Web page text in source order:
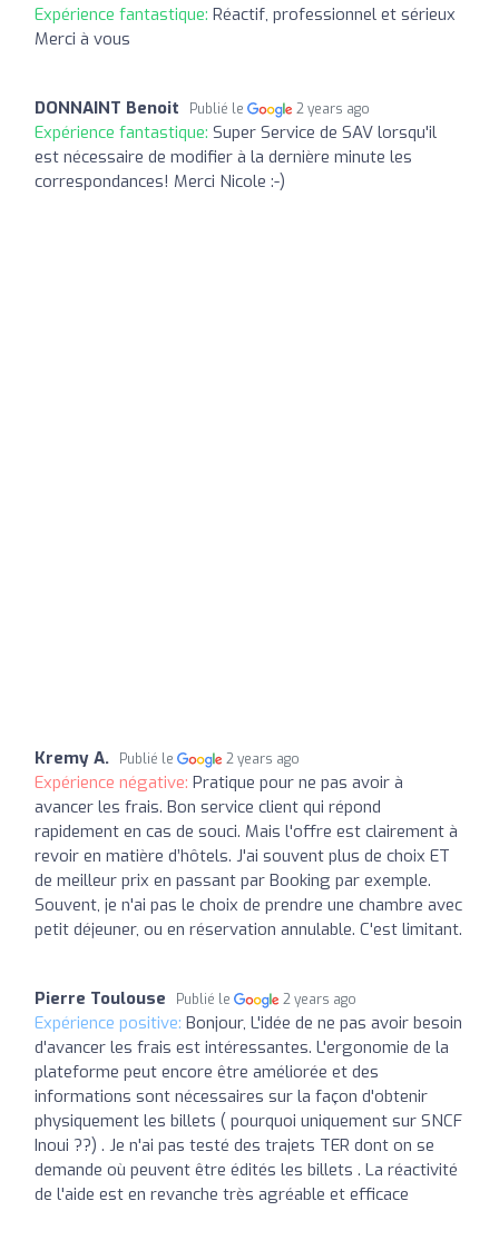
Expérience fantastique: Réactif, professionnel et sérieux
Merci à vous
DONNAINT Benoit Publié le 2 years ago
Expérience fantastique: Super Service de SAV lorsqu'il
est nécessaire de modifier à la dernière minute les
correspondances! Merci Nicole :-)
Kremy A. Publié le 2 years ago
Expérience négative: Pratique pour ne pas avoir à
avancer les frais. Bon service client qui répond
rapidement en cas de souci. Mais l'offre est clairement à
revoir en matière d’hôtels. J'ai souvent plus de choix ET
de meilleur prix en passant par Booking par exemple.
Souvent, je n'ai pas le choix de prendre une chambre avec
petit déjeuner, ou en réservation annulable. C'est limitant.
Pierre Toulouse Publié le 2 years ago
Expérience positive: Bonjour, L'idée de ne pas avoir besoin
d'avancer les frais est intéressantes. L'ergonomie de la
plateforme peut encore être améliorée et des
informations sont nécessaires sur la façon d'obtenir
physiquement les billets ( pourquoi uniquement sur SNCF
Inoui ??) . Je n'ai pas testé des trajets TER dont on se
demande où peuvent être édités les billets . La réactivité
de l'aide est en revanche très agréable et efficace